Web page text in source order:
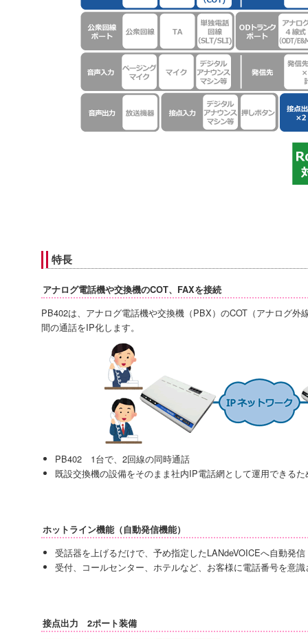
特長
アナログ電話機や交換機のCOT、FAXを接続
PB402は、アナログ電話機や交換機（PBX）のCOT（アナログ外
間の通話をIP化します。
PB402 1台で、2回線の同時通話
既設交換機の設備をそのまま社内IP電話網として運用できる
ホットライン機能（自動発信機能）
受話器を上げるだけで、予め指定したLANdeVOICEへ自動発信
受付、コールセンター、ホテルなど、お客様に電話番号を意
接点出力 2ポート装備